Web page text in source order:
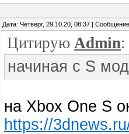
Дата: Четверг, 29.10.20, 08:37 |
Цитирую Admin:
начиная с S
на Xbox One S
https://